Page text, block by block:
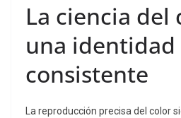
La ciencia del
una identidad
consistente
La reproducción precisa del color